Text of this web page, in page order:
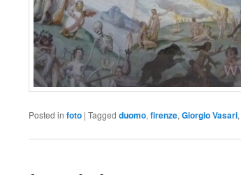
Posted in foto | Tagged duomo, firenze, Giorgio Vasari,